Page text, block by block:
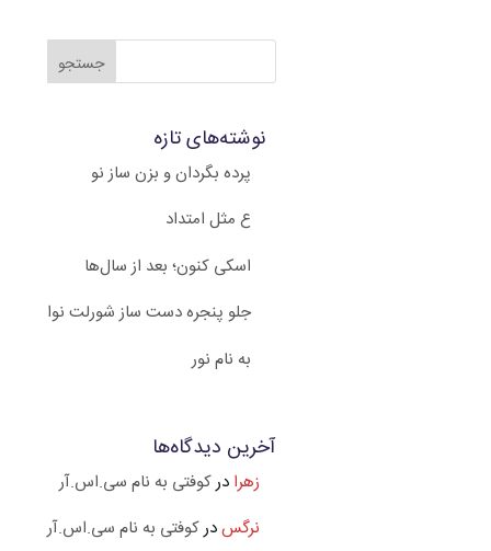
نوشته‌های تازه
پرده بگردان و بزن ساز نو
ع مثل امتداد
اسکی کنون؛ بعد از سال‌ها
جلو پنجره دست ساز شورلت نوا
به نام نور
آخرین دیدگاه‌ها
زهرا درکوفتی به نام سی.اس.آر
نرگسدرکوفتی به نام سی.اس.آر